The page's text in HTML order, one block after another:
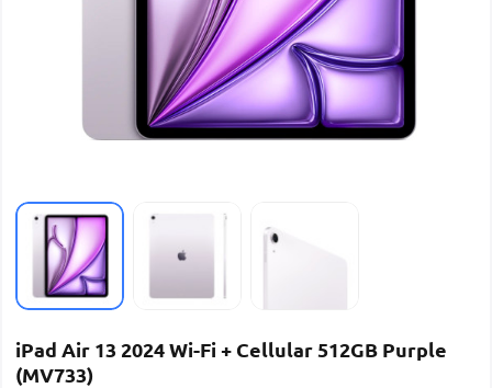
iPad Air 13 2024 Wi-Fi + Cellular 512GB Purple
(MV733)